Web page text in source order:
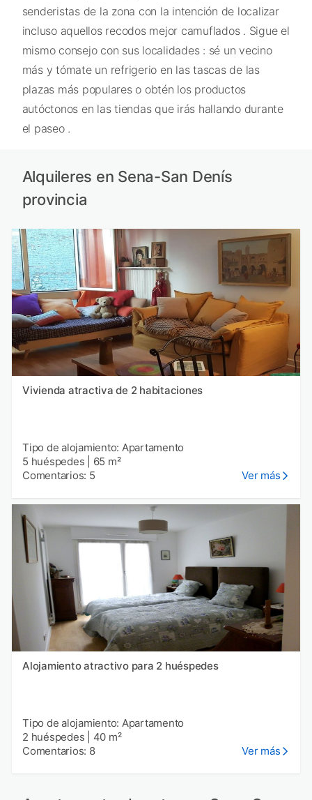
senderistas de la zona con la intención de localizar
incluso aquellos recodos mejor camuflados . Sigue el
mismo consejo con sus localidades : sé un vecino
más y tómate un refrigerio en las tascas de las
plazas más populares o obtén los productos
autóctonos en las tiendas que irás hallando durante
el paseo .
Alquileres en Sena-San Denís
provincia
Vivienda atractiva de 2 habitaciones
Tipo de alojamiento: Apartamento
5 huéspedes
65 m²
Comentarios: 5
Ver más
Alojamiento atractivo para 2 huéspedes
Tipo de alojamiento: Apartamento
2 huéspedes
40 m²
Comentarios: 8
Ver más